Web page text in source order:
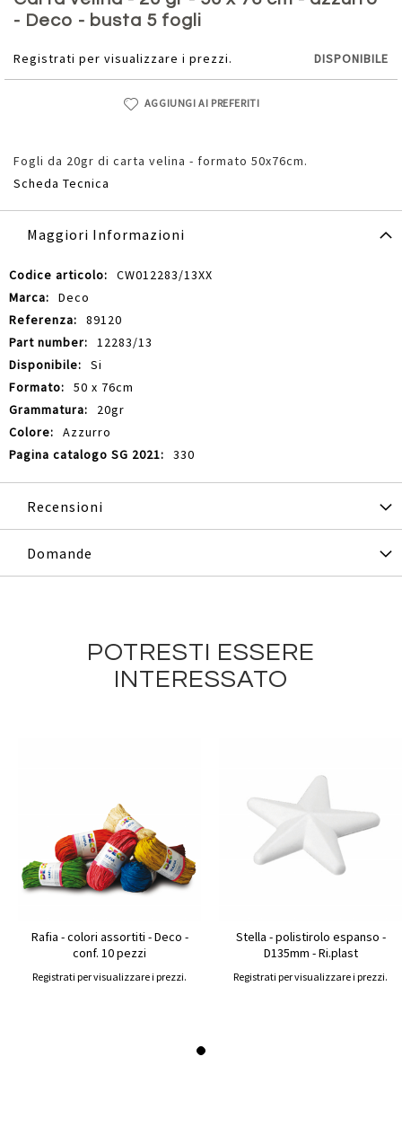
- Deco - busta 5 fogli
Registrati per visualizzare i prezzi. DISPONIBILE
AGGIUNGI AI PREFERITI
Fogli da 20gr di carta velina - formato 50x76cm.
Scheda Tecnica
della
galleria
immagini
Maggiori Informazioni
Maggiori
Informazioni
CW012283/13XX
Deco
89120
12283/13
Si
50 x 76cm
20gr
Azzurro
330
Recensioni
Domande
POTRESTI ESSERE
INTERESSATO
Rafia - colori assortiti - Deco -
conf. 10 pezzi
Registrati per visualizzare i prezzi.
Stella - polistirolo espanso -
D135mm - Ri.plast
Registrati per visualizzare i prezzi.